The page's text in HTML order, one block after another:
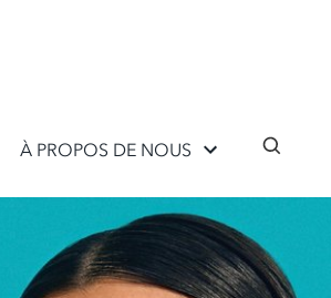
À PROPOS DE NOUS